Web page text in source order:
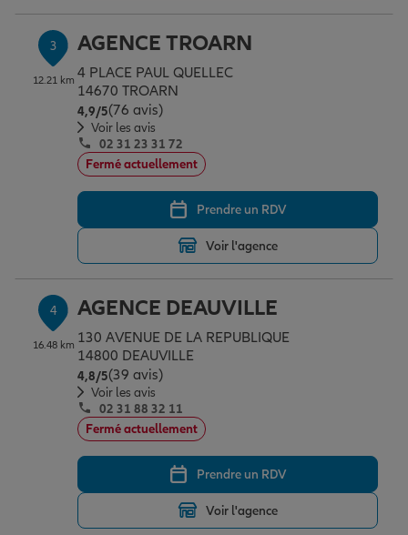
Garantie des accidents de la vie
Assurance scolaire
Protection juridique
Tous nos devis d'assurance
3
12.21 km
AGENCE TROARN
4 PLACE PAUL QUELLEC
14670 TROARN
4,9/5Note de 4.9 sur 5
(76 avis)
Voir les avis
02 31 23 31 72
Fermé actuellement
Prendre un RDV
Voir l'agence
4
16.48 km
AGENCE DEAUVILLE
130 AVENUE DE LA REPUBLIQUE
14800 DEAUVILLE
4,8/5Note de 4.8 sur 5
(39 avis)
Voir les avis
02 31 88 32 11
Fermé actuellement
Prendre un RDV
Voir l'agence